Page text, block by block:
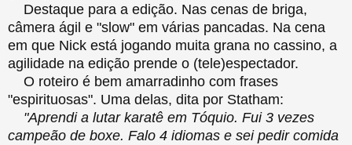
Destaque para a edição. Nas cenas de briga,
câmera ágil e "slow" em várias pancadas. Na cena
em que Nick está jogando muita grana no cassino, a
agilidade na edição prende o (tele)espectador.
O roteiro é bem amarradinho com frases
"espirituosas". Uma delas, dita por Statham:
"Aprendi a lutar karatê em Tóquio. Fui 3 vezes
campeão de boxe. Falo 4 idiomas e sei pedir comida